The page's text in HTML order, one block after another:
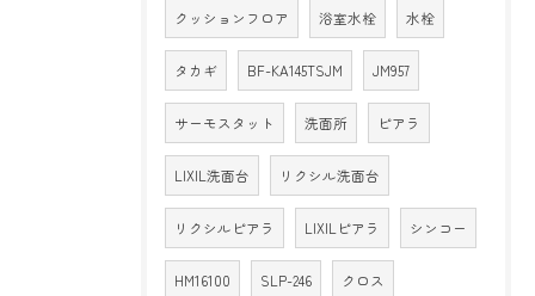
クッションフロア 浴室水栓 水栓
タカギ BF-KA145TSJM JM957
サーモスタット 洗面所 ピアラ
LIXIL洗面台 リクシル洗面台
リクシルピアラ LIXILピアラ シンコー
HM16100 SLP-246 クロス